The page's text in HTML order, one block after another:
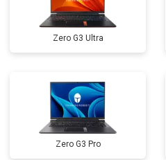
Прошивка BIOS
Замена северного моста
Zero G3 Ultra
Zero G3 Pro